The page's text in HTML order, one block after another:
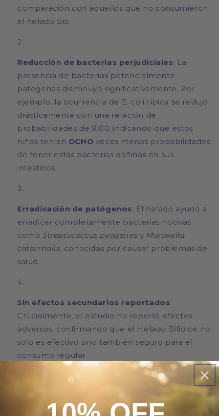
comparación con aquellos que no consumieron
el helado bio.
Reducción de bacterias perjudiciales: La
presencia de bacterias potencialmente
patógenas disminuyó significativamente. Por
ejemplo, la ocurrencia de E. coli típica se redujo
drásticamente con una relación de
probabilidades de 8.00, indicando que estos
niños tenían OCHO veces menos probabilidades
de tener estas bacterias dañinas en sus
intestinos.
Erradicación de patógenos: El helado ayudó a
erradicar completamente bacterias nocivas
como Streptococcus pyogenes y Moraxella
catarrhalis, conocidas por causar problemas de
salud.
Sin efectos secundarios reportados:
Crucialmente, el estudio no reportó efectos
adversos, confirmando que el Helado Bifidice no
solo es efectivo sino también seguro para el
consumo regular.
Por qué esto es importante para ti
detrás de nuestro Helado Bifidice. Demuestran no